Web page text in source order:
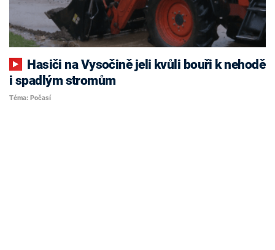
i spadlým stromům
Téma: Počasí